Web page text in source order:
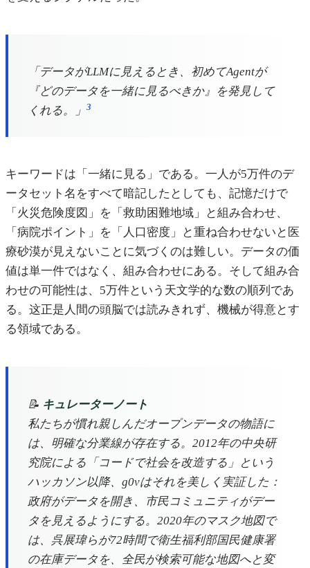
「データがLLMに見えるとき、初めてAgentが
『どのデータを一緒に見るべきか』を発見して
くれる。」 3
キーワードは「一緒に見る」である。一人が5万件のデ
ータセット名をすべて暗記したとしても、記憶だけで
「火災危険度図」を「救助困難地域」と組み合わせ、
「病院ポイント」を「人口密度」と重ね合わせないと医
療砂漠が見えないことに気づくのは難しい。データの価
値は単一件ではなく、組み合わせにある。そして組み合
わせの可能性は、5万件という天文学的な数の順列であ
る。这正是人間の頭脳では読みきれず、機械が得意とす
る領域である。
📝 キュレーターノート
私たちが慣れ親しんだオープンデータの物語に
は、明確な分業線が存在する。2012年の中央研
究院による「コードで社会を改造する」という
ハッカソン以降、g0vはそれを美しく実証した：
政府がデータを開き、市民コミュニティがデー
タを見えるようにする。2020年のマスク地図で
は、呉展瑋らが72時間で衛生福利部国民健康署
の在庫データを、全民が検索可能な地図へと変